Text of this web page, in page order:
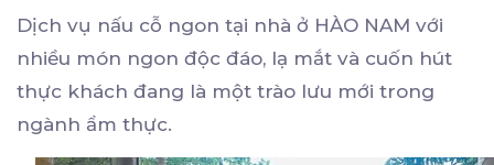
Dịch vụ nấu cỗ ngon tại nhà ở HÀO NAM với
nhiều món ngon độc đáo, lạ mắt và cuốn hút
thực khách đang là một trào lưu mới trong
ngành ẩm thực.